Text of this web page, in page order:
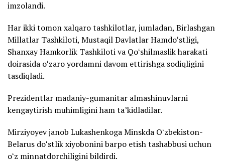
imzolandi.
Har ikki tomon xalqaro tashkilotlar, jumladan, Birlashgan
Millatlar Tashkiloti, Mustaqil Davlatlar Hamdoʻstligi,
Shanxay Hamkorlik Tashkiloti va Qoʻshilmaslik harakati
doirasida oʻzaro yordamni davom ettirishga sodiqligini
tasdiqladi.
Prezidentlar madaniy-gumanitar almashinuvlarni
kengaytirish muhimligini ham ta’kidladilar.
Mirziyoyev janob Lukashenkoga Minskda Oʻzbekiston-
Belarus doʻstlik xiyobonini barpo etish tashabbusi uchun
oʻz minnatdorchiligini bildirdi.